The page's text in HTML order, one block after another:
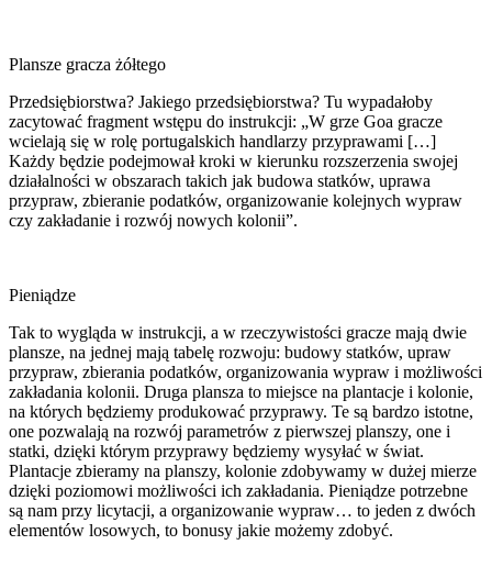
Plansze gracza żółtego
Przedsiębiorstwa? Jakiego przedsiębiorstwa? Tu wypadałoby
zacytować fragment wstępu do instrukcji: „W grze Goa gracze
wcielają się w rolę portugalskich handlarzy przyprawami […]
Każdy będzie podejmował kroki w kierunku rozszerzenia swojej
działalności w obszarach takich jak budowa statków, uprawa
przypraw, zbieranie podatków, organizowanie kolejnych wypraw
czy zakładanie i rozwój nowych kolonii”.
Pieniądze
Tak to wygląda w instrukcji, a w rzeczywistości gracze mają dwie
plansze, na jednej mają tabelę rozwoju: budowy statków, upraw
przypraw, zbierania podatków, organizowania wypraw i możliwości
zakładania kolonii. Druga plansza to miejsce na plantacje i kolonie,
na których będziemy produkować przyprawy. Te są bardzo istotne,
one pozwalają na rozwój parametrów z pierwszej planszy, one i
statki, dzięki którym przyprawy będziemy wysyłać w świat.
Plantacje zbieramy na planszy, kolonie zdobywamy w dużej mierze
dzięki poziomowi możliwości ich zakładania. Pieniądze potrzebne
są nam przy licytacji, a organizowanie wypraw… to jeden z dwóch
elementów losowych, to bonusy jakie możemy zdobyć.